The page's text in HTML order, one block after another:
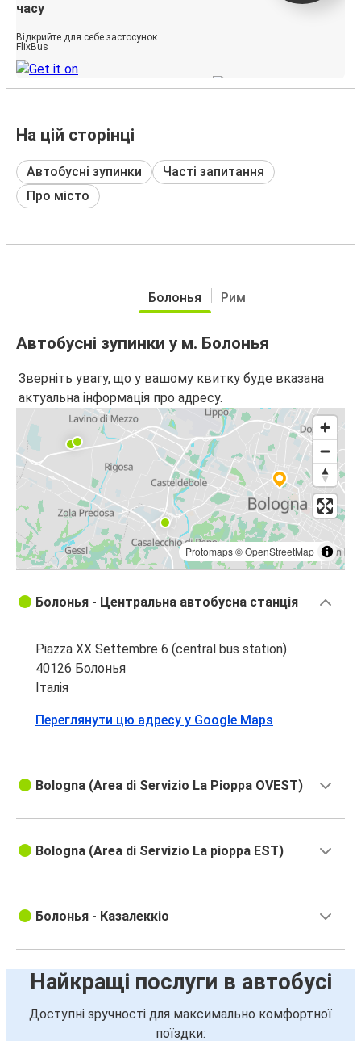
часу
Відкрийте для себе застосунок
FlixBus
На цій сторінці
Автобусні зупинки
Часті запитання
Про місто
Болонья Рим
Автобусні зупинки у м. Болонья
Зверніть увагу, що у вашому квитку буде вказана
актуальна інформація про адресу.
Protomaps©OpenStreetMap
Болонья - Центральна автобусна станція
Piazza XX Settembre 6 (central bus station)
40126 Болонья
Італія
Переглянути цю адресу у Google Maps
Bologna (Area di Servizio La Pioppa OVEST)
Bologna (Area di Servizio La pioppa EST)
Болонья - Казалеккіо
Найкращі послуги в автобусі
Доступні зручності для максимально комфортної
поїздки: